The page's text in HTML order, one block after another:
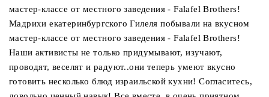
мастер-классе от местного заведения - Falafel Brothers!
Мадрихи екатеринбургского Гилеля побывали на вкусном
мастер-классе от местного заведения - Falafel Brothers!
Наши активисты не только придумывают, изучают,
проводят, веселят и радуют..они теперь умеют вкусно
готовить несколько блюд израильской кухни! Согласитесь,